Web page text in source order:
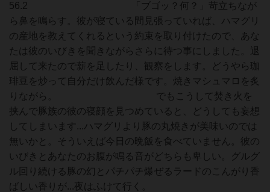
56.2 「ブゴッ？何？」苛立ちなが
ら鼻を鳴らす。彼が寝ている間見張っていれば、ハマグリ
の産地を教えてくれるという約束を取り付けたので、あな
たは彼のいびきを聞きながらさらに待つ事にしました。退
屈して来たので薪を足したり、観察をします。どうやら珈
琲豆を炒って自分だけ飲んだ様です。焼きマシュマロを炙
りながら。 でもこうして焚き火を
挟んで豚族の彼の寝顔を見つめていると、どうしても妄想
してしまいます...ハマグリより豚の丸焼きが美味いのでは
無いかと。そういえば今日の晩飯を食べていません。彼の
いびきとあなたのお腹が鳴る音がどちらも卑しい。グルグ
ル回り続ける豚の幻とパチパチ爆ぜるラードのこんがり香
ばしい香りが...夜はふけて行く。